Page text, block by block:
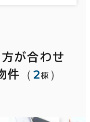
が合わせ
件
（ 2棟 ）